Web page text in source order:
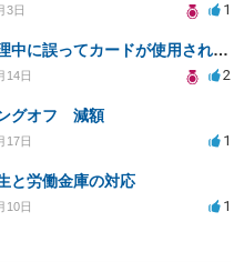
3日 1
任意整理中に誤ってカードが使用されてしまった
14日 2
グオフ 減額
17日 1
と労働金庫の対応
10日 1